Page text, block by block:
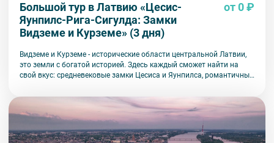
Большой тур в Латвию «Цесис-
Яунпилс-Рига-Сигулда: Замки
Видземе и Курземе» (3 дня)
от 0 ₽
Видземе и Курземе - исторические области центральной Латвии,
это земли с богатой историей. Здесь каждый сможет найти на
свой вкус: средневековые замки Цесиса и Яунпилса, романтичные
неспешную прогулку по старой Риге, которую мы во время нашего
тура постараемся открыть для Вас с новой стороны.